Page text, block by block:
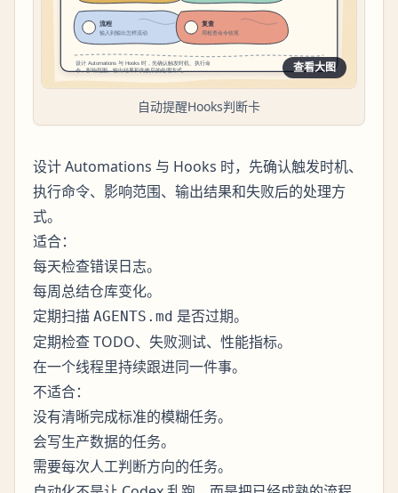
查看大图
自动提醒Hooks判断卡
设计 Automations 与 Hooks 时，先确认触发时机、
执行命令、影响范围、输出结果和失败后的处理方
式。
适合：
每天检查错误日志。
每周总结仓库变化。
定期扫描 AGENTS.md 是否过期。
定期检查 TODO、失败测试、性能指标。
在一个线程里持续跟进同一件事。
不适合：
没有清晰完成标准的模糊任务。
会写生产数据的任务。
需要每次人工判断方向的任务。